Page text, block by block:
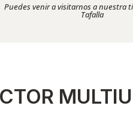
Puedes venir a visitarnos a nuestra
Tafalla